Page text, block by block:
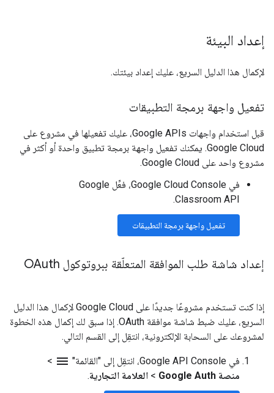
إعداد البيئة
لإكمال هذا الدليل السريع، عليك إعداد بيئتك.
تفعيل واجهة برمجة التطبيقات
قبل استخدام واجهات Google APIs، عليك تفعيلها في مشروع على
Google Cloud. يمكنك تفعيل واجهة برمجة تطبيق واحدة أو أكثر في
مشروع واحد على Google Cloud.
في Google Cloud Console، فعِّل Google
Classroom API.
تفعيل واجهة برمجة التطبيقات
إعداد شاشة طلب الموافقة المتعلّقة ببروتوكول OAuth
إذا كنت تستخدم مشروعًا جديدًا على Google Cloud لإكمال هذا الدليل
السريع، عليك ضبط شاشة موافقة OAuth. إذا سبق لك إكمال هذه الخطوة
لمشروعك على السحابة الإلكترونية، انتقِل إلى القسم التالي.
في Google API Console، انتقِل إلى "القائمة" menu
>
منصة Google Auth
> العلامة التجارية.